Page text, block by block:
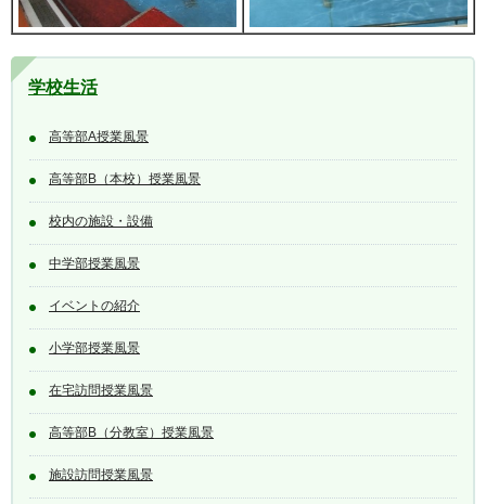
学校生活
高等部A授業風景
高等部B（本校）授業風景
校内の施設・設備
中学部授業風景
イベントの紹介
小学部授業風景
在宅訪問授業風景
高等部B（分教室）授業風景
施設訪問授業風景